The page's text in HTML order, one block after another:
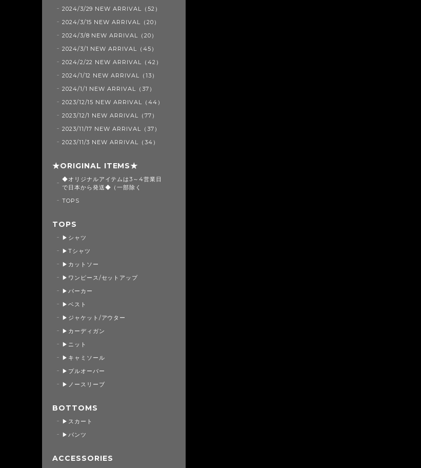
2024/3/29 NEW ARRIVAL（52）
2024/3/15 NEW ARRIVAL（20）
2024/3/8 NEW ARRIVAL（20）
2024/3/1 NEW ARRIVAL（45）
2024/2/22 NEW ARRIVAL（42）
2024/1/12 NEW ARRIVAL（13）
2024/1/1 NEW ARRIVAL（37）
2023/12/15 NEW ARRIVAL（44）
2023/12/1 NEW ARRIVAL（77）
2023/11/17 NEW ARRIVAL（37）
2023/11/3 NEW ARRIVAL（34）
★ORIGINAL ITEMS★
◆オリジナルアイテムは3～4営業日
で日本から発送◆（一部除く
TOPS
TOPS
▶シャツ
▶Tシャツ
▶カットソー
▶ワンピース/セットアップ
▶パーカー
▶ベスト
▶ジャケット/アウター
▶カーディガン
▶ニット
▶キャミソール
▶プルオーバー
▶ノースリーブ
BOTTOMS
▶スカート
▶パンツ
ACCESSORIES